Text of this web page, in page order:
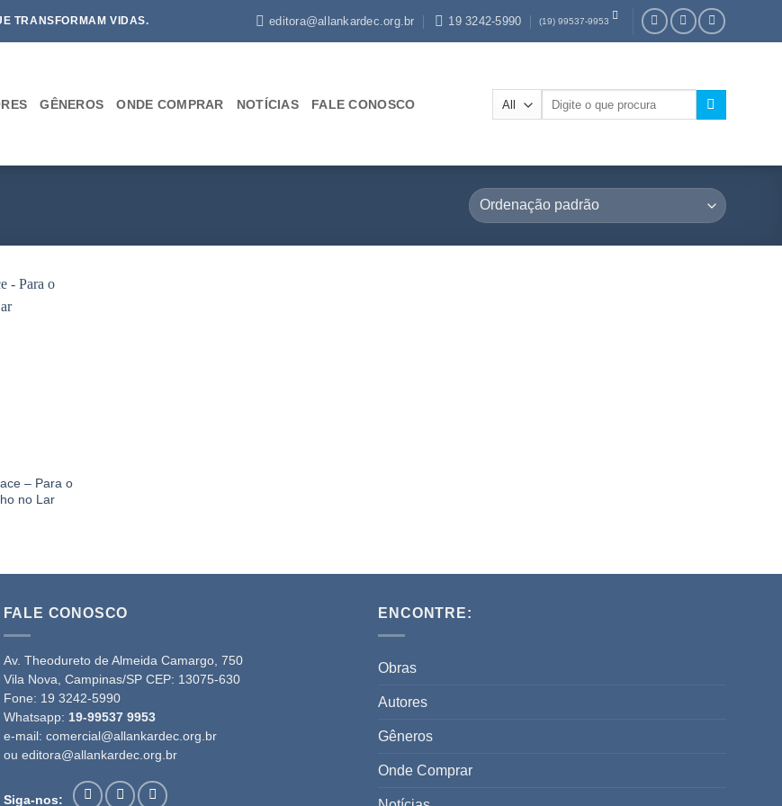
TRANSFORMAM VIDAS. editora@allankardec.org.br 19 3242-5990 (19) 99537-9953
GÊNEROS ONDE COMPRAR NOTÍCIAS FALE CONOSCO
– Para o
no Lar
FALE CONOSCO
Av. Theodureto de Almeida Camargo, 750
Vila Nova, Campinas/SP CEP: 13075-630
Fone: 19 3242-5990
Whatsapp: 19-99537 9953
e-mail: comercial@allankardec.org.br
ou editora@allankardec.org.br
Siga-nos:
ENCONTRE:
Obras
Autores
Gêneros
Onde Comprar